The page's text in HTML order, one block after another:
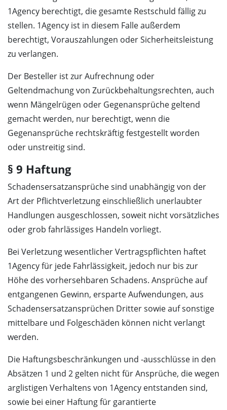
1Agency berechtigt, die gesamte Restschuld fällig zu
stellen. 1Agency ist in diesem Falle außerdem
berechtigt, Vorauszahlungen oder Sicherheitsleistung
zu verlangen.
Der Besteller ist zur Aufrechnung oder
Geltendmachung von Zurückbehaltungsrechten, auch
wenn Mängelrügen oder Gegenansprüche geltend
gemacht werden, nur berechtigt, wenn die
Gegenansprüche rechtskräftig festgestellt worden
oder unstreitig sind.
§ 9 Haftung
Schadensersatzansprüche sind unabhängig von der
Art der Pflichtverletzung einschließlich unerlaubter
Handlungen ausgeschlossen, soweit nicht vorsätzliches
oder grob fahrlässiges Handeln vorliegt.
Bei Verletzung wesentlicher Vertragspflichten haftet
1Agency für jede Fahrlässigkeit, jedoch nur bis zur
Höhe des vorhersehbaren Schadens. Ansprüche auf
entgangenen Gewinn, ersparte Aufwendungen, aus
Schadensersatzansprüchen Dritter sowie auf sonstige
mittelbare und Folgeschäden können nicht verlangt
werden.
Die Haftungsbeschränkungen und -ausschlüsse in den
Absätzen 1 und 2 gelten nicht für Ansprüche, die wegen
arglistigen Verhaltens von 1Agency entstanden sind,
sowie bei einer Haftung für garantierte